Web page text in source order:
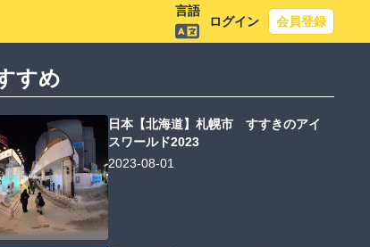
言語
ログイン 会員登録
すめ
日本【北海道】札幌市 すすきのアイ
スワールド2023
2023-08-01